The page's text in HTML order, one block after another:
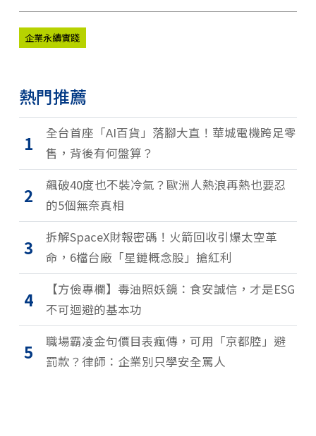
企業永續實踐
熱門推薦
1
全台首座「AI百貨」落腳大直！華城電機跨足零
售，背後有何盤算？
2
飆破40度也不裝冷氣？歐洲人熱浪再熱也要忍
的5個無奈真相
3
拆解SpaceX財報密碼！火箭回收引爆太空革
命，6檔台廠「星鏈概念股」搶紅利
4
【方儉專欄】毒油照妖鏡：食安誠信，才是ESG
不可迴避的基本功
5
職場霸凌金句價目表瘋傳，可用「京都腔」避
罰款？律師：企業別只學安全罵人